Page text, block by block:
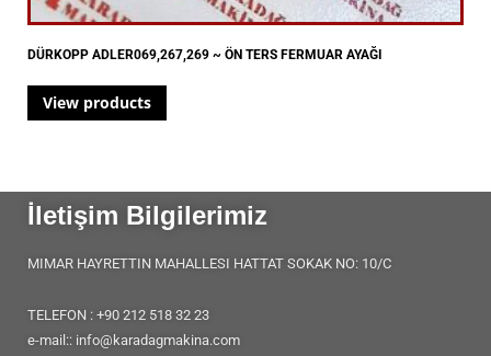
DÜRKOPP ADLER069,267,269 ~ ÖN TERS FERMUAR AYAĞI
View products
İletişim Bilgilerimiz
MIMAR HAYRETTIN MAHALLESI HATTAT SOKAK NO: 10/C
TELEFON : +90 212 518 32 23
e-mail:: info@karadagmakina.com